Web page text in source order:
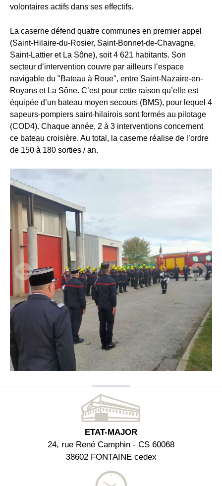
volontaires actifs dans ses effectifs.
La caserne défend quatre communes en premier appel
(Saint-Hilaire-du-Rosier, Saint-Bonnet-de-Chavagne,
Saint-Lattier et La Sône), soit 4 621 habitants. Son
secteur d’intervention couvre par ailleurs l’espace
navigable du "Bateau à Roue", entre Saint-Nazaire-en-
Royans et La Sône. C’est pour cette raison qu’elle est
équipée d’un bateau moyen secours (BMS), pour lequel 4
sapeurs-pompiers saint-hilairois sont formés au pilotage
(COD4). Chaque année, 2 à 3 interventions concernent
ce bateau croisière. Au total, la caserne réalise de l’ordre
de 150 à 180 sorties / an.
ETAT-MAJOR
24, rue René Camphin - CS 60068
38602 FONTAINE cedex